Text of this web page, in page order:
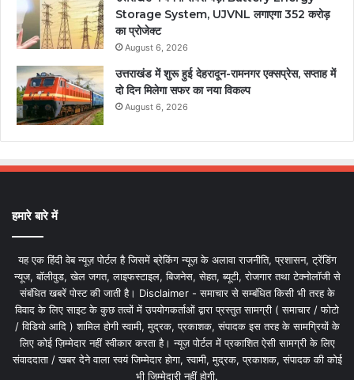
Storage System, UJVNL लगाएगा 352 करोड़
का प्रोजेक्ट
August 6, 2026
उत्तराखंड में शुरू हुई देहरादून-रामनगर एक्सप्रेस, सप्ताह में
दो दिन मिलेगा सफर का नया विकल्प
August 6, 2026
हमारे बारे में
यह एक हिंदी वेब न्यूज़ पोर्टल है जिसमें ब्रेकिंग न्यूज़ के अलावा राजनीति, प्रशासन, ट्रेंडिंग
न्यूज, बॉलीवुड, खेल जगत, लाइफस्टाइल, बिजनेस, सेहत, ब्यूटी, रोजगार तथा टेक्नोलॉजी से
संबंधित खबरें पोस्ट की जाती है। Disclaimer - समाचार से सम्बंधित किसी भी तरह के
विवाद के लिए साइट के कुछ तत्वों में उपयोगकर्ताओं द्वारा प्रस्तुत सामग्री ( समाचार / फोटो
/ विडियो आदि ) शामिल होगी स्वामी, मुद्रक, प्रकाशक, संपादक इस तरह के सामग्रियों के
लिए कोई ज़िम्मेदार नहीं स्वीकार करता है। न्यूज़ पोर्टल में प्रकाशित ऐसी सामग्री के लिए
संवाददाता / खबर देने वाला स्वयं जिम्मेदार होगा, स्वामी, मुद्रक, प्रकाशक, संपादक की कोई
भी जिम्मेदारी नहीं होगी.